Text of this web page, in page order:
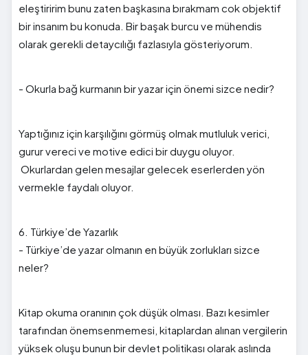
eleştiririm bunu zaten başkasına bırakmam cok objektif
bir insanım bu konuda. Bir başak burcu ve mühendis
olarak gerekli detaycılığı fazlasıyla gösteriyorum.
- Okurla bağ kurmanın bir yazar için önemi sizce nedir?
Yaptığınız için karşılığını görmüş olmak mutluluk verici,
gurur vereci ve motive edici bir duygu oluyor.
Okurlardan gelen mesajlar gelecek eserlerden yön
vermekle faydalı oluyor.
6. Türkiye’de Yazarlık
- Türkiye’de yazar olmanın en büyük zorlukları sizce
neler?
Kitap okuma oranının çok düşük olması. Bazı kesimler
tarafından önemsenmemesi, kitaplardan alınan vergilerin
yüksek oluşu bunun bir devlet politikası olarak aslında